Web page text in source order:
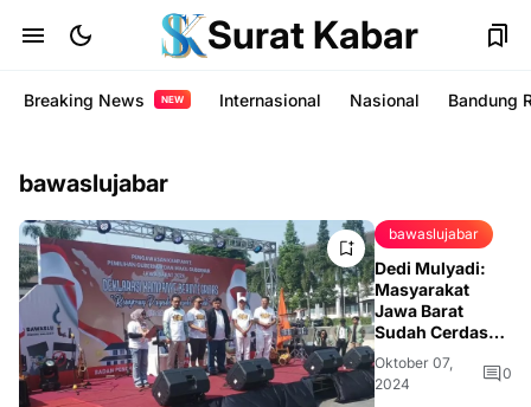
Surat Kabar
Breaking News NEW Internasional Nasional Bandung
bawaslujabar
bawaslujabar
Dedi Mulyadi:
Masyarakat
Jawa Barat
Sudah Cerdas
Menyaring
Informasi
Pemilu
Oktober 07,
2024
0